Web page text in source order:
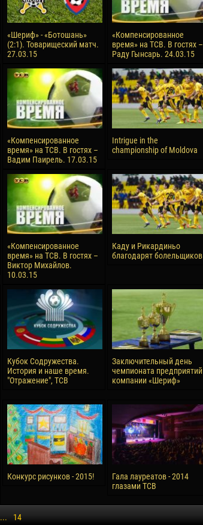
«Шериф» - «Ботошань»
(2:1). Товарищеский матч.
27.03.15
«Компенсированное
время» на ТСВ. В гостях –
Раду Гынсарь. 24.03.15
«Компенсированное
время» на ТСВ. В гостях –
Вадим Паирель. 17.03.15
Intrigue in the
championship of Moldova
«Компенсированное
время» на ТСВ. В гостях –
Виктор Михайлов.
10.03.15
Каду и Рикардиньо
благодарят болельщиков
Кубок Содружества.
История и наше время.
"Отражение", ТСВ
Заключительный день
чемпионата предприятий
компании «Шериф»
Конкурс рисунков - 2015!
Гала лауреатов - 2014
глазами ТСВ
... 14